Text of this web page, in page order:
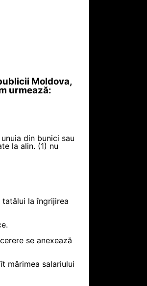
Moldova,
urmează:
din bunici sau
la alin. (1) nu
la îngrijirea
se anexează
mărimea salariului